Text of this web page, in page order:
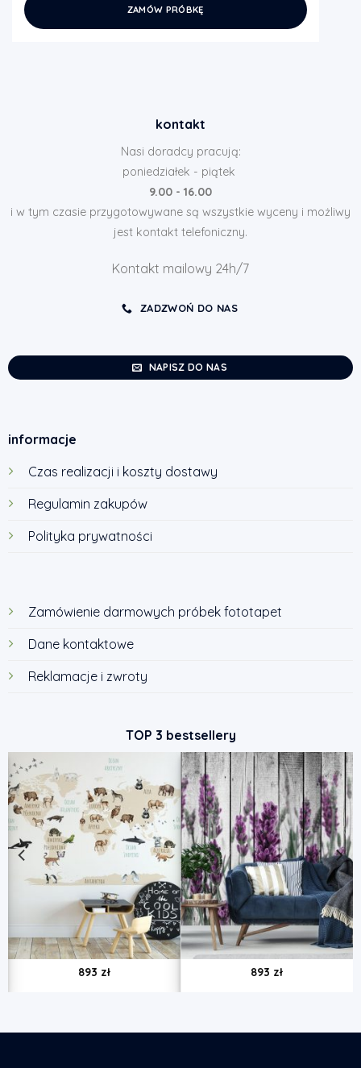
ZAMÓW PRÓBKĘ
kontakt
Nasi doradcy pracują:
poniedziałek - piątek
9.00 - 16.00
i w tym czasie przygotowywane są wszystkie wyceny i możliwy
jest kontakt telefoniczny.
Kontakt mailowy 24h/7
ZADZWOŃ DO NAS
NAPISZ DO NAS
informacje
Czas realizacji i koszty dostawy
Regulamin zakupów
Polityka prywatności
Zamówienie darmowych próbek fototapet
Dane kontaktowe
Reklamacje i zwroty
TOP 3 bestsellery
893 zł 893 zł